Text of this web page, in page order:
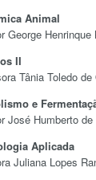
Animal
George Henrinque
II
Tânia Toledo de
e
José Humberto de
Aplicada
Juliana Lopes